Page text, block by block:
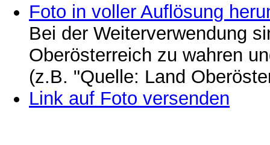
Foto in voller Auflösung
Bei der Weiterverwendung
Oberösterreich zu wahren
(z.B. "Quelle: Land
Link auf Foto versenden